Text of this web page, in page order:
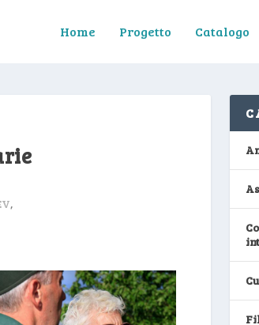
Home Progetto Catalogo
,